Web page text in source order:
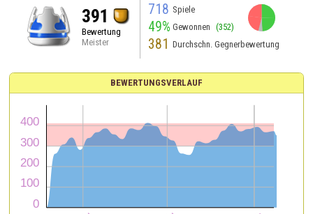
391
Bewertung
Meister
718 Spiele
49% Gewonnen (352)
381 Durchschn. Gegnerbewertung
BEWERTUNGSVERLAUF